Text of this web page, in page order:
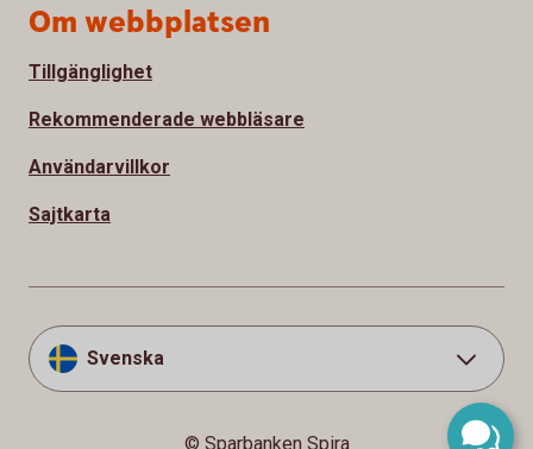
Om webbplatsen
Tillgänglighet
Rekommenderade webbläsare
Användarvillkor
Sajtkarta
Svenska
© Sparbanken Spira